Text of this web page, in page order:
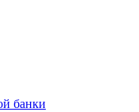
банки